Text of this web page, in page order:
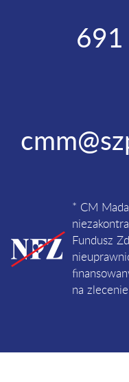
* CM
Fundusz
na